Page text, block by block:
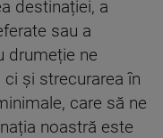
destinației, a
sau a
drumeție ne
și strecurarea în
care să ne
noastră este